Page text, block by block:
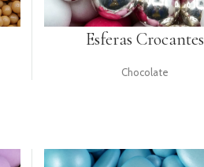
Esferas Crocantes
Chocolate